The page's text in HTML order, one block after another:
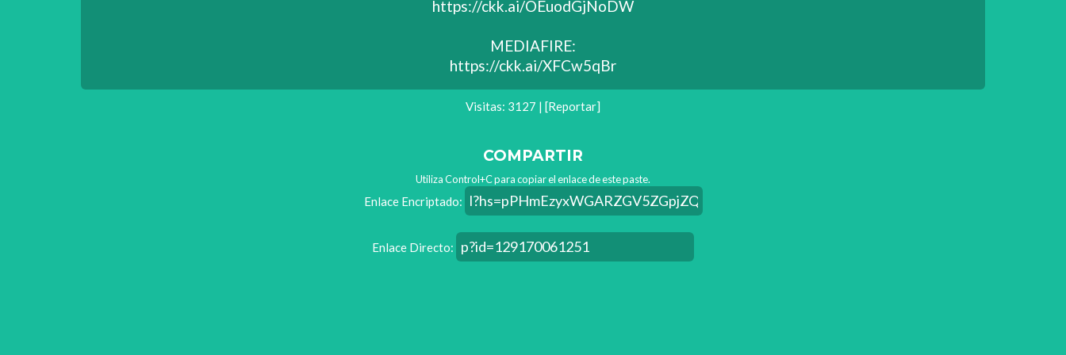
https://ckk.ai/OEuodGjNoDW
MEDIAFIRE:
https://ckk.ai/XFCw5qBr
Visitas: 3127 | [Reportar]
COMPARTIR
Utiliza Control+C para copiar el enlace de este paste.
Enlace Encriptado:
Enlace Directo: